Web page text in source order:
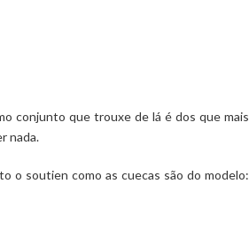
conjunto que trouxe de lá é dos que mais
nada.
o soutien como as cuecas são do modelo: